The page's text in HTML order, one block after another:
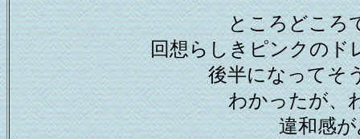
ところどころ
回想らしきピンクのド
後半になってそ
わかったが、
違和感